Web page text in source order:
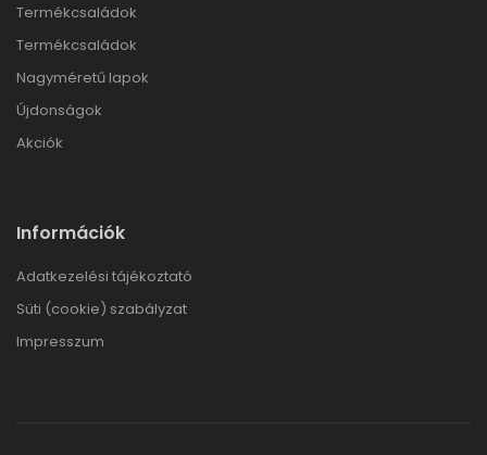
Termékcsaládok
Termékcsaládok
Nagyméretű lapok
Újdonságok
Akciók
Információk
Adatkezelési tájékoztató
Süti (cookie) szabályzat
Impresszum